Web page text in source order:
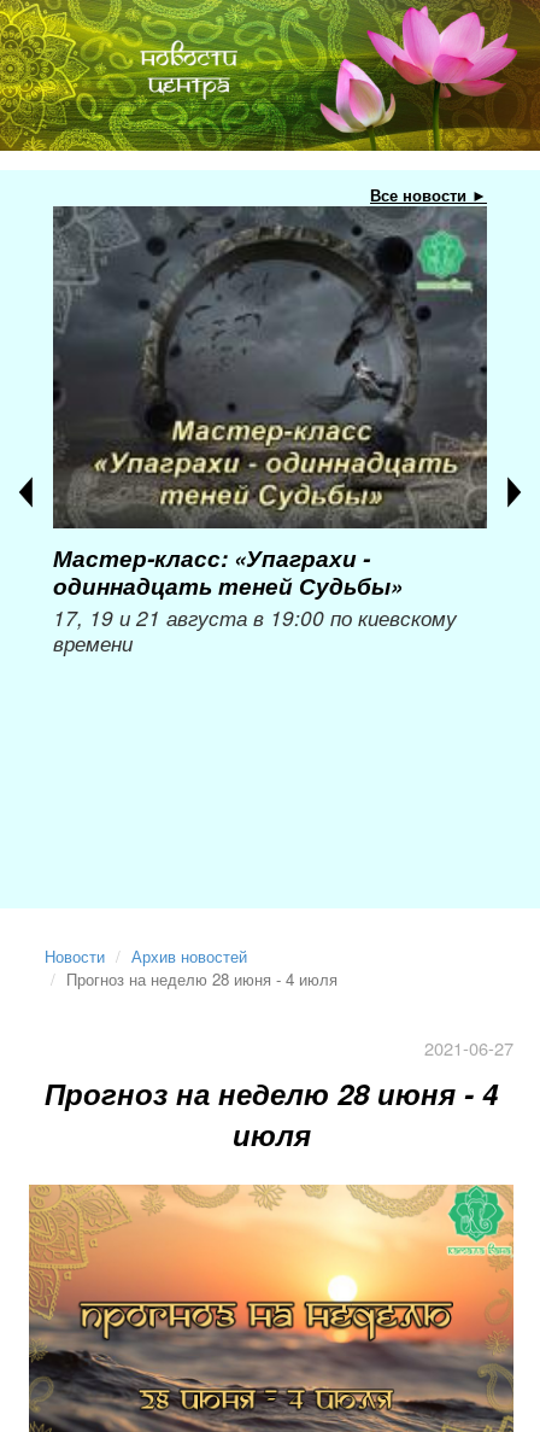
Все новости ►
Мастер-класс: «Упаграхи -
одиннадцать теней Судьбы»
17, 19 и 21 августа в 19:00 по киевскому
времени
Новости
Архив новостей
Прогноз на неделю 28 июня - 4 июля
2021-06-27
Прогноз на неделю 28 июня - 4
июля